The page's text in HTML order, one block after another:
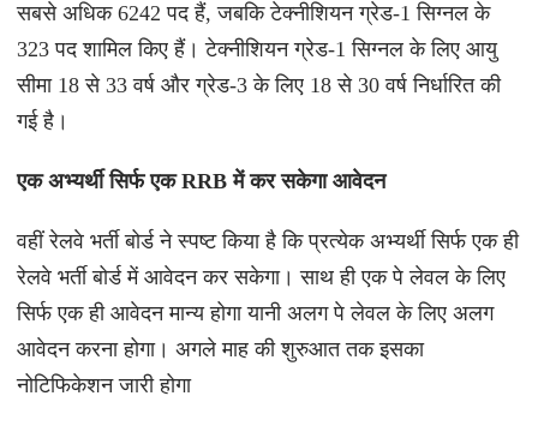
सबसे अधिक 6242 पद हैं, जबकि टेक्नीशियन ग्रेड-1 सिग्नल के
323 पद शामिल किए हैं। टेक्नीशियन ग्रेड-1 सिग्नल के लिए आयु
सीमा 18 से 33 वर्ष और ग्रेड-3 के लिए 18 से 30 वर्ष निर्धारित की
गई है।
एक अभ्यर्थी सिर्फ एक RRB में कर सकेगा आवेदन
वहीं रेलवे भर्ती बोर्ड ने स्पष्ट किया है कि प्रत्येक अभ्यर्थी सिर्फ एक ही
रेलवे भर्ती बोर्ड में आवेदन कर सकेगा। साथ ही एक पे लेवल के लिए
सिर्फ एक ही आवेदन मान्य होगा यानी अलग पे लेवल के लिए अलग
आवेदन करना होगा। अगले माह की शुरुआत तक इसका
नोटिफिकेशन जारी होगा